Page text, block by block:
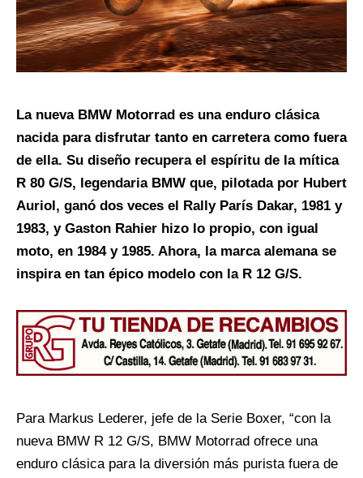
La nueva BMW Motorrad es una enduro clásica
nacida para disfrutar tanto en carretera como fuera
de ella. Su diseño recupera el espíritu de la mítica
R 80 G/S, legendaria BMW que, pilotada por Hubert
Auriol, ganó dos veces el Rally París Dakar, 1981 y
1983, y Gaston Rahier hizo lo propio, con igual
moto, en 1984 y 1985. Ahora, la marca alemana se
inspira en tan épico modelo con la R 12 G/S.
Para Markus Lederer, jefe de la Serie Boxer, “con la
nueva BMW R 12 G/S, BMW Motorrad ofrece una
enduro clásica para la diversión más purista fuera de